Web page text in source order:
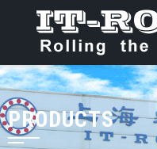
PRODUCTS